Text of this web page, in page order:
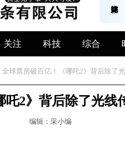
关注 科技 综合
全球票房破百亿！《哪吒2》背后除了
2》背后除了光线
编辑：采小编